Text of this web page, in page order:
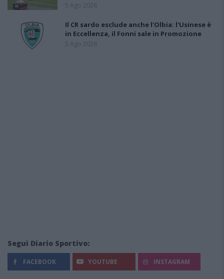
5 Ago 2026
Il CR sardo esclude anche l'Olbia: l'Usinese è
in Eccellenza, il Fonni sale in Promozione
5 Ago 2026
Segui Diario Sportivo:
FACEBOOK YOUTUBE INSTAGRAM